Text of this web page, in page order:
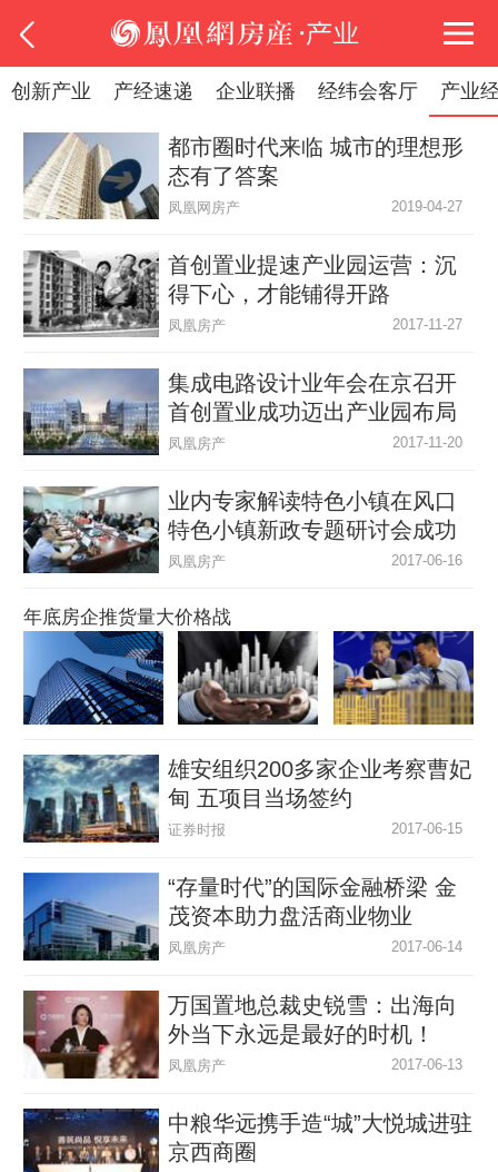
创新产业 产经速递 企业联播 经纬会客厅 产业
都市圈时代来临 城市的理想形
态有了答案
凤凰网房产 2019-04-27
首创置业提速产业园运营：沉
得下心，才能铺得开路
凤凰房产 2017-11-27
集成电路设计业年会在京召开
首创置业成功迈出产业园布局
第一步
凤凰房产 2017-11-20
业内专家解读特色小镇在风口
特色小镇新政专题研讨会成功
举办
凤凰房产 2017-06-16
年底房企推货量大价格战
雄安组织200多家企业考察曹妃
甸 五项目当场签约
证券时报 2017-06-15
“存量时代”的国际金融桥梁 金
茂资本助力盘活商业物业
凤凰房产 2017-06-14
万国置地总裁史锐雪：出海向
外当下永远是最好的时机！
凤凰房产 2017-06-13
中粮华远携手造“城”大悦城进驻
京西商圈